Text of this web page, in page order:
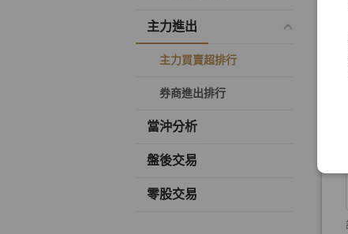
主力進出
主力買賣超排行
券商進出排行
當沖分析
盤後交易
零股交易